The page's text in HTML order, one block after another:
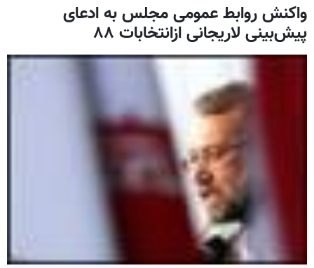
واکنش روابط عمومی مجلس به ادعای
پیش‌بینی لاریجانی ازانتخابات ۸۸